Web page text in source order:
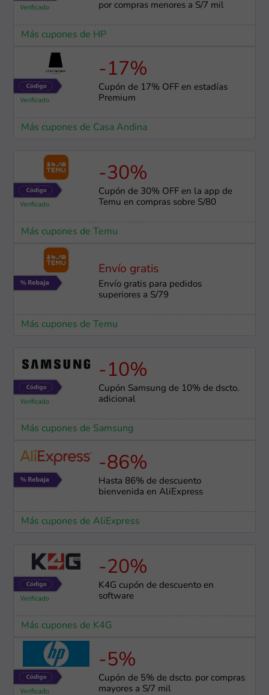
por compras menores a S/7 mil
Más cupones de HP
-17%
Cupón de 17% OFF en estadías
Premium
Más cupones de Casa Andina
-30%
Cupón de 30% OFF en la app de
Temu en compras sobre S/80
Más cupones de Temu
Envío gratis
Envío gratis para pedidos
superiores a S/79
Más cupones de Temu
-10%
Cupón Samsung de 10% de dscto.
adicional
Más cupones de Samsung
-86%
Hasta 86% de descuento
bienvenida en AliExpress
Más cupones de AliExpress
-20%
K4G cupón de descuento en
software
Más cupones de K4G
-5%
Cupón de 5% de dscto. por compras
mayores a S/7 mil